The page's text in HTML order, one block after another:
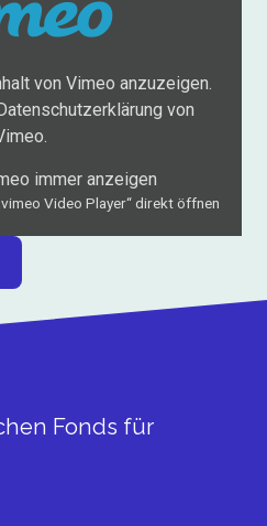
von Vimeo anzuzeigen.
von
.
immer anzeigen
Video Player“ direkt öffnen
Fonds für